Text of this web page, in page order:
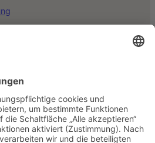
sind Partner-Links
du auf einen dieser Links
Für dich entstehen keine
für deine Unterstützung!
MwSt. und ggf. zzgl.